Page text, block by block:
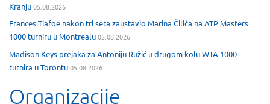
Kranju05.08.2026
Frances Tiafoe nakon tri seta zaustavio Marina Čilića na ATP Masters
1000 turniru u Montrealu05.08.2026
Madison Keys prejaka za Antoniju Ružić u drugom kolu WTA 1000
turnira u Torontu05.08.2026
Organizacije